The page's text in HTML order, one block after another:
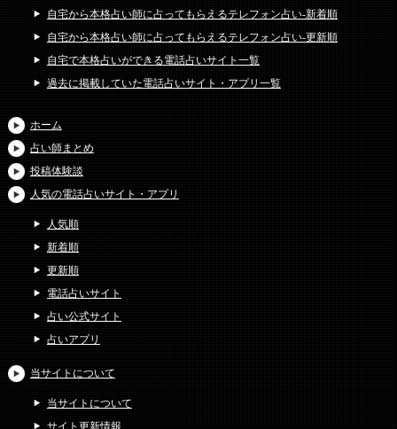
自宅から本格占い師に占ってもらえるテレフォン占い-新着順
自宅から本格占い師に占ってもらえるテレフォン占い-更新順
自宅で本格占いができる電話占いサイト一覧
過去に掲載していた電話占いサイト・アプリ一覧
ホーム
占い師まとめ
投稿体験談
人気の電話占いサイト・アプリ
人気順
新着順
更新順
電話占いサイト
占い公式サイト
占いアプリ
当サイトについて
当サイトについて